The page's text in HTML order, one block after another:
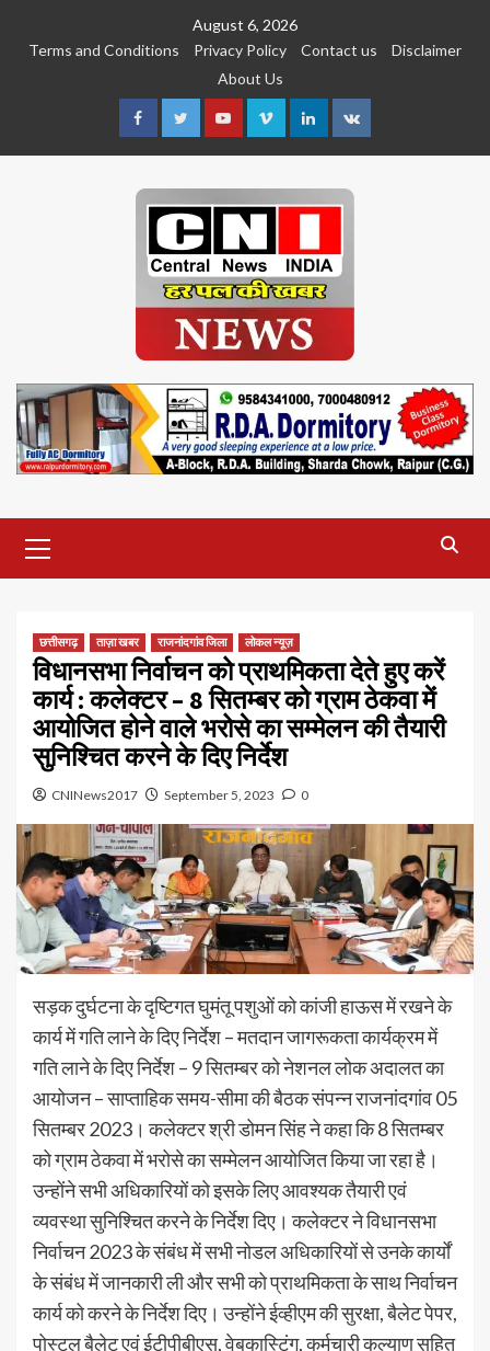
August 6, 2026
Terms and Conditions
Privacy Policy Contact us
Disclaimer
About Us
FacebookTwitterYoutubeVimeoLinkedin
VK
Menu
छत्तीसगढ़ ताज़ा खबर राजनांदगांव जिला लोकल न्यूज़
विधानसभा निर्वाचन को प्राथमिकता देते हुए करें
कार्य : कलेक्टर – 8 सितम्बर को ग्राम ठेकवा में
आयोजित होने वाले भरोसे का सम्मेलन की तैयारी
सुनिश्चित करने के दिए निर्देश
CNINews2017 September 5, 2023 0
सड़क दुर्घटना के दृष्टिगत घुमंतू पशुओं को कांजी हाऊस में रखने के
कार्य में गति लाने के दिए निर्देश – मतदान जागरूकता कार्यक्रम में
गति लाने के दिए निर्देश – 9 सितम्बर को नेशनल लोक अदालत का
आयोजन – साप्ताहिक समय-सीमा की बैठक संपन्न राजनांदगांव 05
सितम्बर 2023। कलेक्टर श्री डोमन सिंह ने कहा कि 8 सितम्बर
को ग्राम ठेकवा में भरोसे का सम्मेलन आयोजित किया जा रहा है।
उन्होंने सभी अधिकारियों को इसके लिए आवश्यक तैयारी एवं
व्यवस्था सुनिश्चित करने के निर्देश दिए। कलेक्टर ने विधानसभा
निर्वाचन 2023 के संबंध में सभी नोडल अधिकारियों से उनके कार्यों
के संबंध में जानकारी ली और सभी को प्राथमिकता के साथ निर्वाचन
कार्य को करने के निर्देश दिए। उन्होंने ईव्हीएम की सुरक्षा, बैलेट पेपर,
पोस्टल बैलेट एवं ईटीपीबीएस, वेबकास्टिंग, कर्मचारी कल्याण सहित